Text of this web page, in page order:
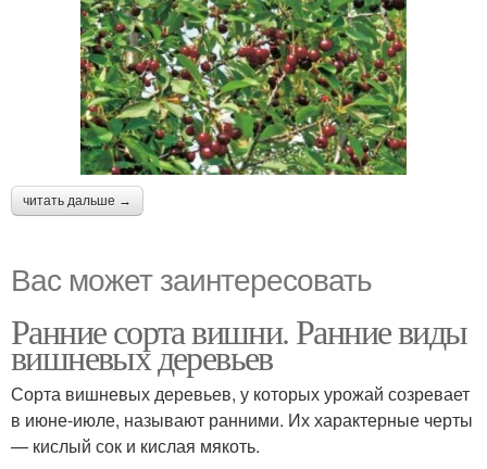
читать дальше →
Вас может заинтересовать
Ранние сорта вишни. Ранние виды
вишневых деревьев
Сорта вишневых деревьев, у которых урожай созревает
в июне-июле, называют ранними. Их характерные черты
— кислый сок и кислая мякоть.